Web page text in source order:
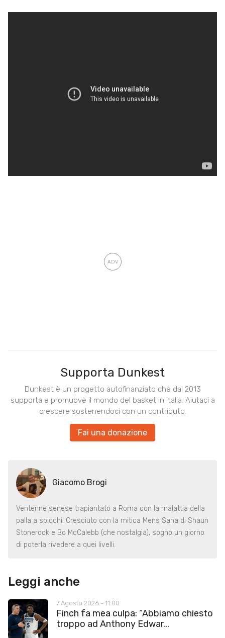
Supporta Dunkest
Dunkest è un progetto autofinanziato che dal 2013
supporta e promuove il mondo del basket in Italia. Aiutaci a
crescere sostenendoci con un contributo.
Fai una donazione
Giacomo Brogi
Ventenne senese trapiantato a Roma con la malattia della
palla a spicchi. Cresciuto con la mitica Mens Sana di Shaun
Stonerook e Bo McCalebb (che nostalgia), sogno un giorno
di poterla rivedere a quei livelli.
Leggi anche
7 Agosto 2026 - 11:00
Finch fa mea culpa: “Abbiamo chiesto
troppo ad Anthony Edwar...